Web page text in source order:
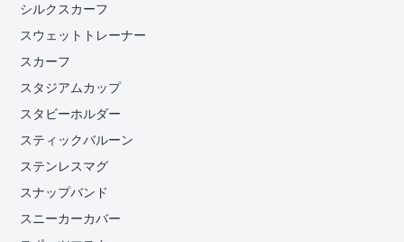
シルクスカーフ
スウェットトレーナー
スカーフ
スタジアムカップ
スタビーホルダー
スティックバルーン
ステンレスマグ
スナップバンド
スニーカーカバー